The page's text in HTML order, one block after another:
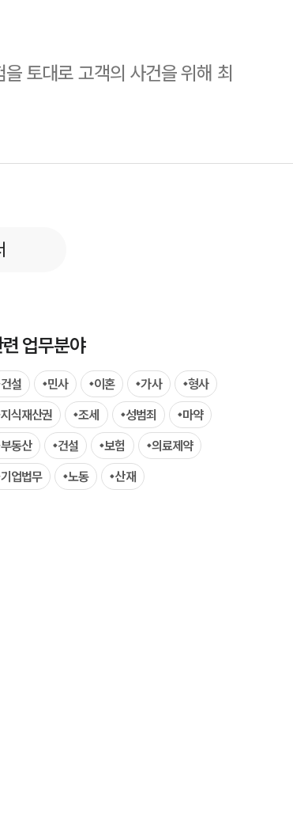
오시는 길
고객의 소리
통합검색
AI대륜
토대로 고객의 사건을 위해 최
업무분야
건설 민사 이혼 가사
형사
지식재산권
조세 성범죄
마약
부동산
건설 보험
의료제약
기업법무
노동 산재